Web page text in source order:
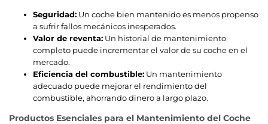
Seguridad: Un coche bien mantenido es menos propenso
a sufrir fallos mecánicos inesperados.
Valor de reventa: Un historial de mantenimiento
completo puede incrementar el valor de su coche en el
mercado.
Eficiencia del combustible: Un mantenimiento
adecuado puede mejorar el rendimiento del
combustible, ahorrando dinero a largo plazo.
Productos Esenciales para el Mantenimiento del Coche